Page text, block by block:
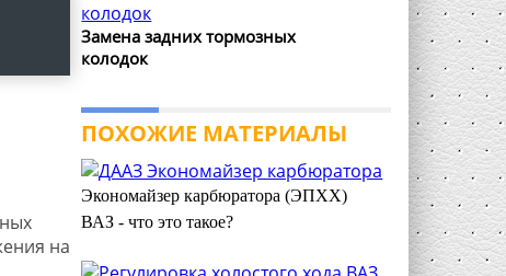
на
Замена задних тормозных
колодок
ПОХОЖИЕ МАТЕРИАЛЫ
Экономайзер карбюратора (ЭПХХ)
ВАЗ - что это такое?